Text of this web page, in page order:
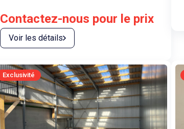
Contactez-nous pour le prix
Voir les détails
Exclusivité